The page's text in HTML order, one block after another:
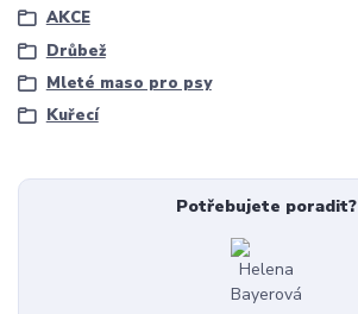
AKCE
Drůbež
Mleté maso pro psy
Kuřecí
Potřebujete poradit?